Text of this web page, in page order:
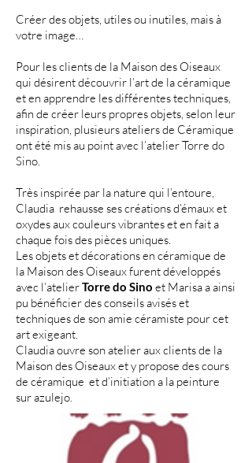
Créer des objets, utiles ou inutiles, mais à
votre image…
Pour les clients de la Maison des Oiseaux
qui désirent découvrir l’art de la céramique
et en apprendre les différentes techniques,
afin de créer leurs propres objets, selon leur
inspiration, plusieurs ateliers de Céramique
ont été mis au point avec l’atelier Torre do
Sino.
Très inspirée par la nature qui l’entoure,
Claudia rehausse ses créations d’émaux et
oxydes aux couleurs vibrantes et en fait a
chaque fois des pièces uniques.
Les objets et décorations en céramique de
la Maison des Oiseaux furent développés
avec l’atelierTorre do Sino et Marisa a ainsi
pu bénéficier des conseils avisés et
techniques de son amie céramiste pour cet
art exigeant.
Claudia ouvre son atelier aux clients de la
Maison des Oiseaux et y propose des cours
de céramique et d’initiation a la peinture
sur azulejo.